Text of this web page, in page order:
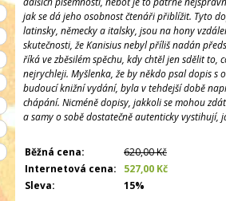
jak se dá jeho osobnost čtenáři přiblížit. Tyto
latinsky, německy a italsky, jsou na hony
skutečnosti, že Kanisius nebyl příliš nadán
říká ve zběsilém spěchu, kdy chtěl jen sdělit to,
nejrychleji. Myšlenka, že by někdo psal dopis s
budoucí knižní vydání, byla v tehdejší době
chápání. Nicméně dopisy, jakkoli se mohou
a samy o sobě dostatečně autenticky
Běžná cena:
620,00 Kč
Internetová cena:
527,00 Kč
Sleva:
15%